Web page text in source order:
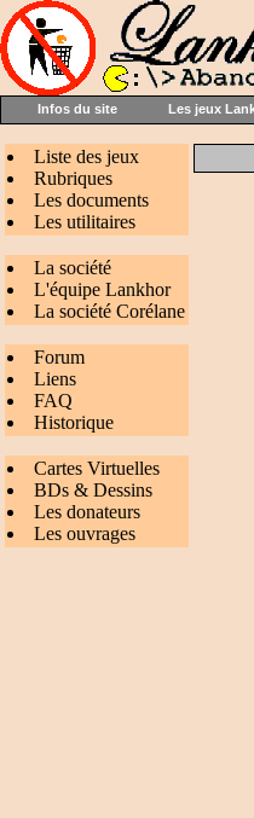
Infos du site Les jeux
Liste des jeux
Rubriques
Les documents
Les utilitaires
La société
L'équipe Lankhor
La société Corélane
Forum
Liens
FAQ
Historique
Cartes Virtuelles
BDs & Dessins
Les donateurs
Les ouvrages